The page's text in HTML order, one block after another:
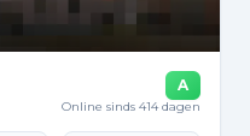
A
Online sinds 414 dagen